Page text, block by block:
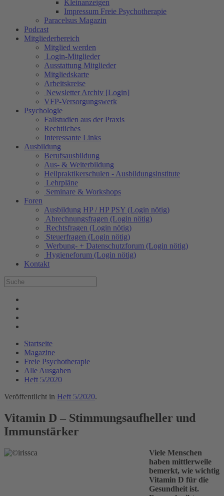
Kleinanzeigen
Impressum Freie Psychotherapie
Paracelsus Magazin
Podcast
Mitgliederbereich
Mitglied werden
Login-Mitglieder
Ausstattung Mitglieder
Mitgliedskarte
Arbeitskreise
Newsletter Archiv [Login]
VFP-Versorgungswerk
Psychologie
Fallstudien aus der Praxis
Rechtliches
Interessante Links
Ausbildung
Berufsausbildung
Aus- & Weiterbildung
Heilpraktikerschulen - Ausbildungsinstitute
Lehrpläne
Seminare & Workshops
Foren
Ausbildung HP / HP PSY (Login nötig)
Abrechnungsfragen (Login nötig)
Rechtsfragen (Login nötig)
Steuerfragen (Login nötig)
Werbung- + Datenschutzforum (Login nötig)
Hygieneforum (Login nötig)
Kontakt
Startseite
Magazine
Freie Psychotherapie
Alle Ausgaben
Heft 5/2020
Veröffentlicht in Heft 5/2020.
Vitamin D – Stimmungsaufheller und
Immunstärker
Viele Menschen
haben mittlerweile
bemerkt, wie wichtig
Vitamin D für die
Gesundheit ist.